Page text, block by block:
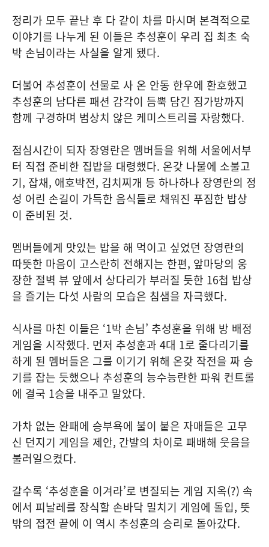
정리가 모두 끝난 후 다 같이 차를 마시며 본격적으로
이야기를 나누게 된 이들은 추성훈이 우리 집 최초 숙
박 손님이라는 사실을 알게 됐다.
더불어 추성훈이 선물로 사 온 안동 한우에 환호했고
추성훈의 남다른 패션 감각이 듬뿍 담긴 짐가방까지
함께 구경하며 범상치 않은 케미스트리를 자랑했다.
점심시간이 되자 장영란은 멤버들을 위해 서울에서부
터 직접 준비한 집밥을 대령했다. 온갖 나물에 소불고
기, 잡채, 애호박전, 김치찌개 등 하나하나 장영란의 정
성 어린 손길이 가득한 음식들로 채워진 푸짐한 밥상
이 준비된 것.
멤버들에게 맛있는 밥을 해 먹이고 싶었던 장영란의
따뜻한 마음이 고스란히 전해지는 한편, 앞마당의 웅
장한 절벽 뷰 앞에서 상다리가 부러질 듯한 16첩 밥상
을 즐기는 다섯 사람의 모습은 침샘을 자극했다.
식사를 마친 이들은 ‘1박 손님’ 추성훈을 위해 방 배정
게임을 시작했다. 먼저 추성훈과 4대 1로 줄다리기를
하게 된 멤버들은 그를 이기기 위해 온갖 작전을 짜 승
기를 잡는 듯했으나 추성훈의 능수능란한 파워 컨트롤
에 결국 1승을 내주고 말았다.
가차 없는 완패에 승부욕에 불이 붙은 자매들은 고무
신 던지기 게임을 제안, 간발의 차이로 패배해 웃음을
불러일으켰다.
갈수록 ‘추성훈을 이겨라’로 변질되는 게임 지옥(?) 속
에서 피날레를 장식할 손바닥 밀치기 게임에 돌입, 뜻
밖의 접전 끝에 이 역시 추성훈의 승리로 돌아갔다.